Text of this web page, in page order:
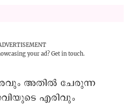
your ad? Get in touch.
അതിൽ ചേരുന്ന
എരിവും